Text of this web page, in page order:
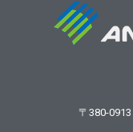
〒380-0913